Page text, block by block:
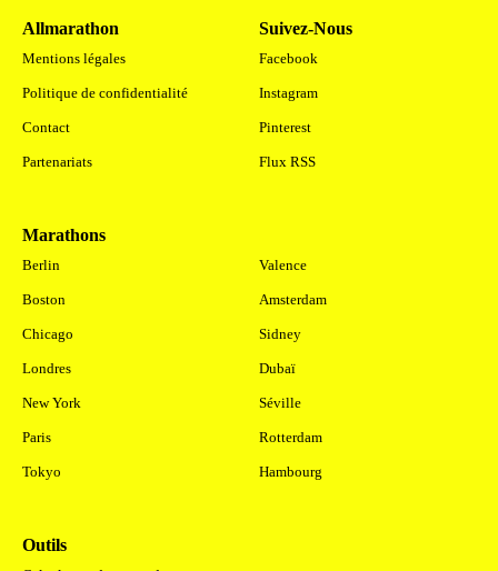
Allmarathon
Mentions légales
Politique de confidentialité
Contact
Partenariats
Suivez-Nous
Facebook
Instagram
Pinterest
Flux RSS
Marathons
Berlin
Boston
Chicago
Londres
New York
Paris
Tokyo
Valence
Amsterdam
Sidney
Dubaï
Séville
Rotterdam
Hambourg
Outils